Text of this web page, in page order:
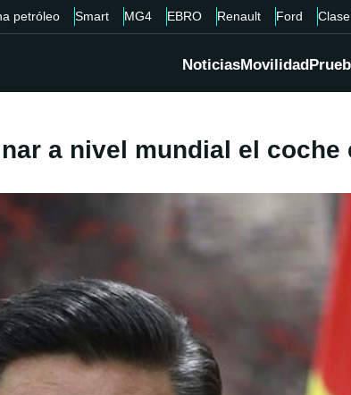
petróleo Smart MG4 EBRO Renault Ford
NoticiasMovilidad
a nivel mundial el